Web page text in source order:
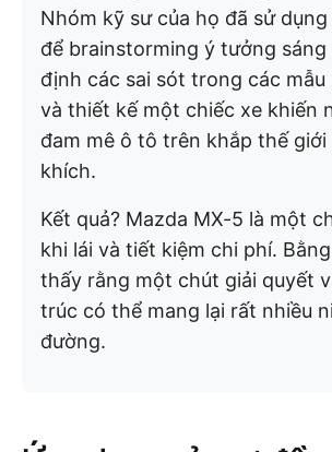
Nhóm kỹ sư của họ đã sử
để brainstorming ý tưởng sáng
định các sai sót trong các mẫu
và thiết kế một chiếc xe khiến
đam mê ô tô trên khắp thế giới
khích.
Kết quả? Mazda MX-5 là một
khi lái và tiết kiệm chi phí.
thấy rằng một chút giải quyết
trúc có thể mang lại rất nhiều
đường.